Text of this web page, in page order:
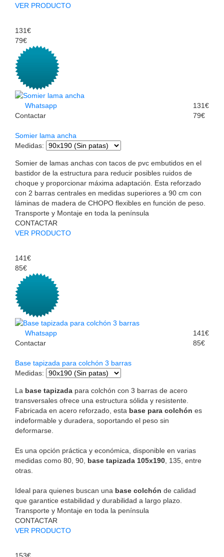
VER PRODUCTO
131€
79€
Whatsapp
Contactar
131€
79€
Somier lama ancha
Medidas:
Somier de lamas anchas con tacos de pvc embutidos en el
bastidor de la estructura para reducir posibles ruidos de
choque y proporcionar máxima adaptación. Esta reforzado
con 2 barras centrales en medidas superiores a 90 cm con
láminas de madera de CHOPO flexibles en función de peso.
Transporte y Montaje en toda la península
CONTACTAR
VER PRODUCTO
141€
85€
Whatsapp
Contactar
141€
85€
Base tapizada para colchón 3 barras
Medidas:
La base tapizada para colchón con 3 barras de acero
transversales ofrece una estructura sólida y resistente.
Fabricada en acero reforzado, esta base para colchón es
indeformable y duradera, soportando el peso sin
deformarse.
Es una opción práctica y económica, disponible en varias
medidas como 80, 90, base tapizada 105x190 , 135, entre
otras.
Ideal para quienes buscan una base colchón de calidad
que garantice estabilidad y durabilidad a largo plazo.
Transporte y Montaje en toda la península
CONTACTAR
VER PRODUCTO